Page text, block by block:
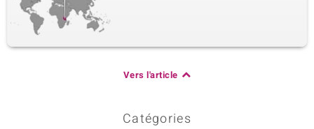
Vers l'article
Catégories